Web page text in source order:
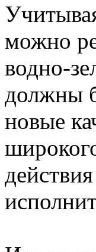
можно
водно-
должны
новые